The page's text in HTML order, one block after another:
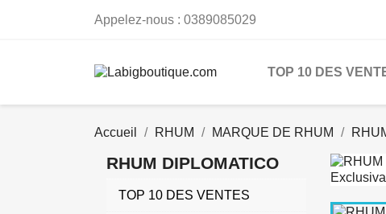
Appelez-nous : 0389085029
TOP 10 DES
Accueil RHUM MARQUE DE RHUM
RHUM DIPLOMATICO
TOP 10 DES VENTES